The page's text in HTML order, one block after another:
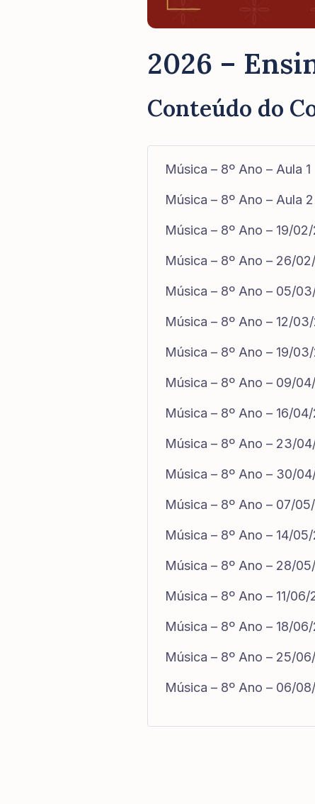
2026 –
Conteúdo do
Música – 8º Ano – Aula 1
Música – 8º Ano – Aula 2
Música – 8º Ano – 19/
Música – 8º Ano – 26/
Música – 8º Ano – 05/
Música – 8º Ano – 12/
Música – 8º Ano – 19/
Música – 8º Ano – 09/
Música – 8º Ano – 16/
Música – 8º Ano – 23/
Música – 8º Ano – 30/
Música – 8º Ano – 07/
Música – 8º Ano – 14/
Música – 8º Ano – 28/
Música – 8º Ano – 11/06/
Música – 8º Ano – 18/
Música – 8º Ano – 25/
Música – 8º Ano – 06/